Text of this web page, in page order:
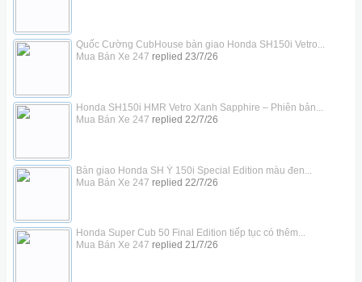
Quốc Cường CubHouse bàn giao Honda SH150i Vetro...
Mua Bán Xe 247 replied 23/7/26
Honda SH150i HMR Vetro Xanh Sapphire – Phiên bản...
Mua Bán Xe 247 replied 22/7/26
Bàn giao Honda SH Ý 150i Special Edition màu đen...
Mua Bán Xe 247 replied 22/7/26
Honda Super Cub 50 Final Edition tiếp tục có thêm...
Mua Bán Xe 247 replied 21/7/26